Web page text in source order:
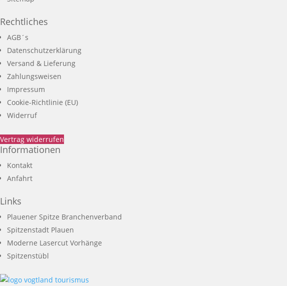
Rechtliches
AGB´s
Datenschutzerklärung
Versand & Lieferung
Zahlungsweisen
Impressum
Cookie-Richtlinie (EU)
Widerruf
Vertrag widerrufen
Informationen
Kontakt
Anfahrt
Links
Plauener Spitze Branchenverband
Spitzenstadt Plauen
Moderne Lasercut Vorhänge
Spitzenstübl